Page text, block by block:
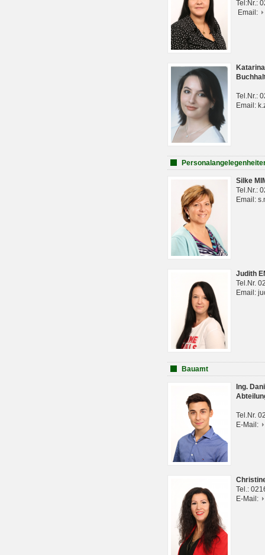
Tel:Nr.:
Email:
Tel.Nr.:
Email:
Silke
Tel.Nr.:
Email:
Judith
Tel.Nr.
Email:
Bauamt
Ing.
Tel.Nr.
E-Mail:
Tel.:
E-Mail: